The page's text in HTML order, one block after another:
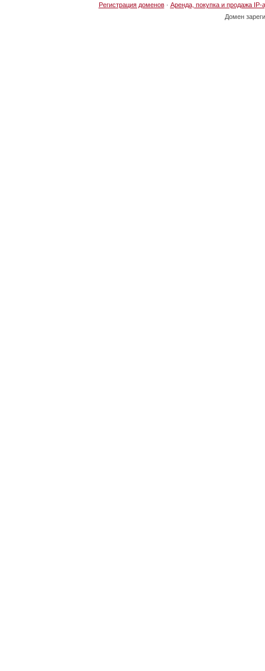
Регистрация доменов· Аренда, покупка и продажа IP-
Домен